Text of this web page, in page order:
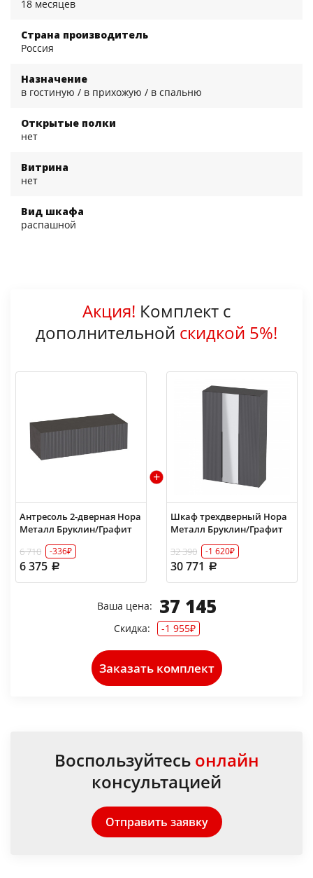
18 месяцев
Страна производитель
Россия
Назначение
в гостиную / в прихожую / в спальню
Открытые полки
нет
Витрина
нет
Вид шкафа
распашной
Акция! Комплект с
дополнительной скидкой 5%!
Антресоль 2-дверная Нора
Металл Бруклин/Графит
6 710
-336₽
6 375
Шкаф трехдверный Нора
Металл Бруклин/Графит
32 390
-1 620₽
30 771
Ваша цена: 37 145
Скидка: -1 955₽
Заказать комплект
Воспользуйтесь онлайн
консультацией
Отправить заявку